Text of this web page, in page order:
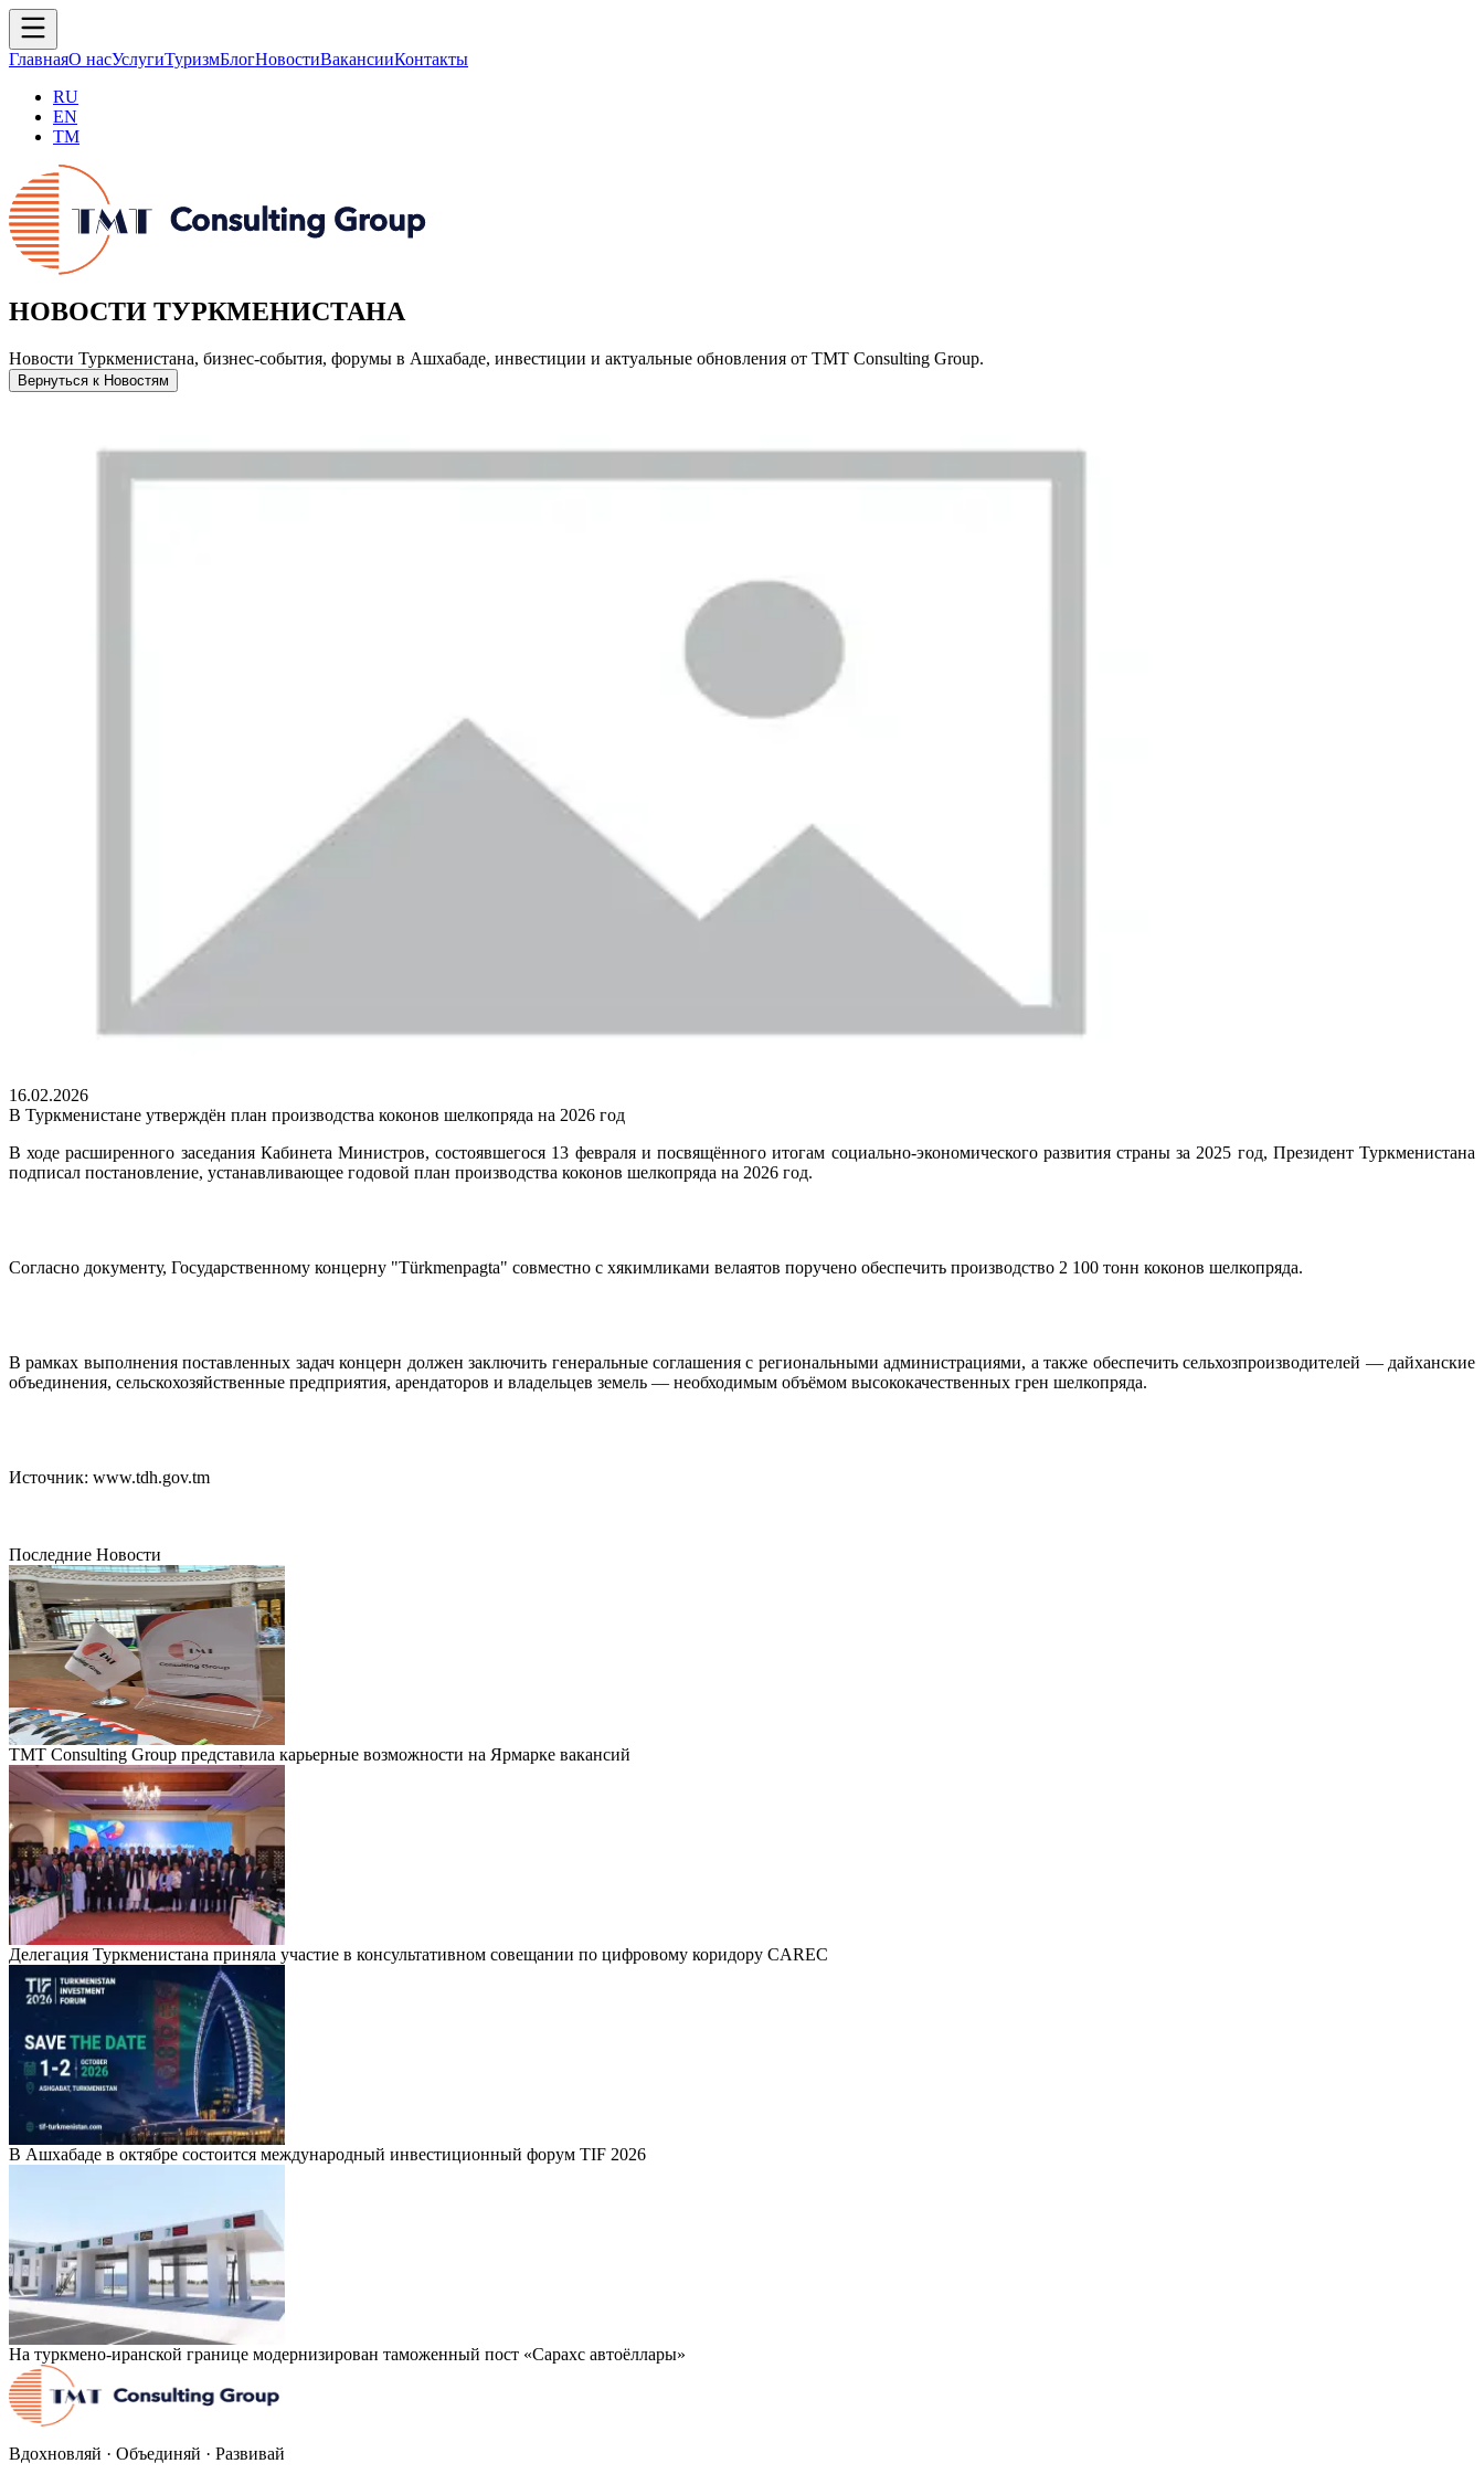
ГлавнаяО насУслугиТуризмБлогНовостиВакансииКонтакты
RU
EN
TM
НОВОСТИ ТУРКМЕНИСТАНА
Новости Туркменистана, бизнес-события, форумы в Ашхабаде, инвестиции и актуальные обновления от TMT Consulting Group.
Вернуться к Новостям
16.02.2026
В Туркменистане утверждён план производства коконов шелкопряда на 2026 год
В ходе расширенного заседания Кабинета Министров, состоявшегося 13 февраля и посвящённого итогам социально-экономического развития страны за 2025 год, Президент Туркменистана
подписал постановление, устанавливающее годовой план производства коконов шелкопряда на 2026 год.
Согласно документу, Государственному концерну "Türkmenpagta" совместно с хякимликами велаятов поручено обеспечить производство 2 100 тонн коконов шелкопряда.
В рамках выполнения поставленных задач концерн должен заключить генеральные соглашения с региональными администрациями, а также обеспечить сельхозпроизводителей — дайханские
объединения, сельскохозяйственные предприятия, арендаторов и владельцев земель — необходимым объёмом высококачественных грен шелкопряда.
Источник: www.tdh.gov.tm
Последние Новости
TMT Consulting Group представила карьерные возможности на Ярмарке вакансий
Делегация Туркменистана приняла участие в консультативном совещании по цифровому коридору CAREC
В Ашхабаде в октябре состоится международный инвестиционный форум TIF 2026
На туркмено-иранской границе модернизирован таможенный пост «Сарахс автоёллары»
Вдохновляй · Объединяй · Развивай